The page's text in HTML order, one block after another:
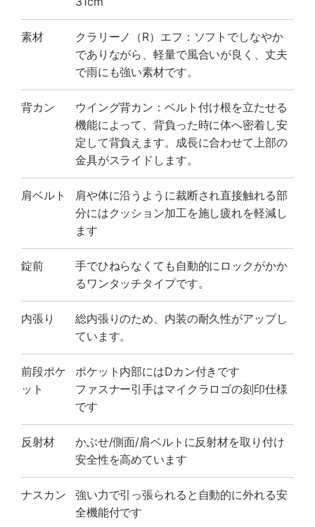
素材
クラリーノ（R）エフ：ソフトでしなやか
でありながら、軽量で風合いが良く、丈夫
で雨にも強い素材です。
背カン
ウイング背カン：ベルト付け根を立たせる
機能によって、背負った時に体へ密着し安
定して背負えます。成長に合わせて上部の
金具がスライドします。
肩ベルト
肩や体に沿うように裁断され直接触れる部
分にはクッション加工を施し疲れを軽減し
ます
錠前
手でひねらなくても自動的にロックがかか
るワンタッチタイプです。
内張り
総内張りのため、内装の耐久性がアップし
ています。
前段ポケ
ット
ポケット内部にはDカン付きです
ファスナー引手はマイクラロゴの刻印仕様
です
反射材
かぶせ/側面/肩ベルトに反射材を取り付け
安全性を高めています
ナスカン
強い力で引っ張られると自動的に外れる安
全機能付です